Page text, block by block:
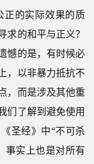
正的实际效果的质
求的和平与正义？
憾的是，有时候必
，以非暴力抵抗不
，而是涉及其他重
们了解到避免使用
圣经》中“不可杀
事实上也是对所有